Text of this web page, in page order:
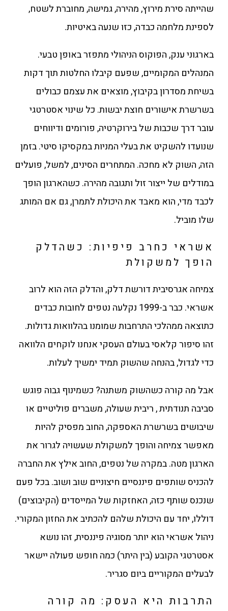
שהייתה סירת מירוץ, מהירה, גמישה, מחוברת לשטח,
לספינת מלחמה כבדה, כזו שנעה באיטיות.
בארגוני ענק, הפוקוס הניהולי מתפזר באופן טבעי.
המנהלים המקומיים, שפעם קיבלו החלטות תוך דקות
בשיחת מסדרון בקיבוץ, מוצאים את עצמם כבולים
בשרשרת אישורים חוצת יבשות. כל שינוי אסטרטגי
עובר דרך שכבות של בירוקרטיה, פורומים ודיווחים
שנועדו להשקיט את בעלי המניות במקסיקו סיטי. בזמן
הזה, השוק לא מחכה. המתחרים הסינים, למשל, פועלים
במודלים של ייצור זול ותגובה מהירה. כשהארגון הופך
לכבד מדי, הוא מאבד את היכולת לתמרן, גם אם המותג
שלו מוביל.
אשראי כחרב פיפיות: כשהדלק
הופך למשקולת
צמיחה אגרסיבית דורשת דלק, והדלק הזה הוא לרוב
אשראי. כבר ב-1999 נקלעה נטפים לחובות כבדים
כתוצאה ממהלכי התרחבות שמומנו בהלוואות גדולות.
זהו סיפור קלאסי בעולם העסקי אנחנו לוקחים הלוואה
כדי לגדול, בהנחה שהשוק תמיד ימשיך לעלות.
אבל מה קורה כשהשוק משתנה? כשמינוף גבוה פוגש
סביבה תנודתית , ריבית שעולה, משברים פוליטיים או
שיבושים בשרשרת האספקה, החוב מפסיק להיות
מאפשר צמיחה והופך למשקולת שעשויה לגרור את
הארגון מטה. במקרה של נטפים, החוב אילץ את החברה
להכניס שותפים פיננסיים חיצוניים שוב ושוב. בכל פעם
שנכנס שותף כזה, האחזקות של המייסדים (הקיבוצים)
דוללו, יחד עם היכולת שלהם להכתיב את החזון המקורי.
ניהול אשראי הוא יותר מסוגיה פיננסית, זהו נושא
אסטרטגי הקובע (בין היתר) כמה חופש פעולה יישאר
לבעלים המקוריים ביום סגריר.
התרבות היא העסק: מה קורה